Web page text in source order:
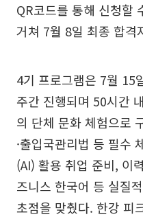
QR코드를 통해 신청할
거쳐 7월 8일 최종 합격
4기 프로그램은 7월 15
주간 진행되며 50시간
의 단체 문화 체험으로
·출입국관리법 등 필수
(AI) 활용 취업 준비, 이
즈니스 한국어 등 실질
초점을 맞췄다. 한강 피